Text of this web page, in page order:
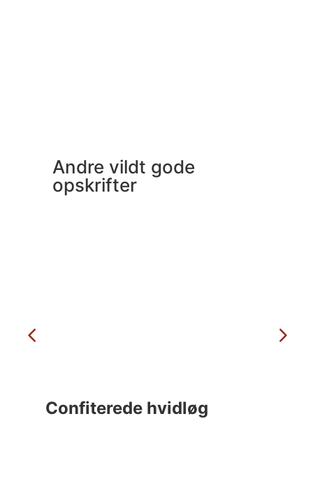
Andre vildt gode
opskrifter
Confiterede hvidløg